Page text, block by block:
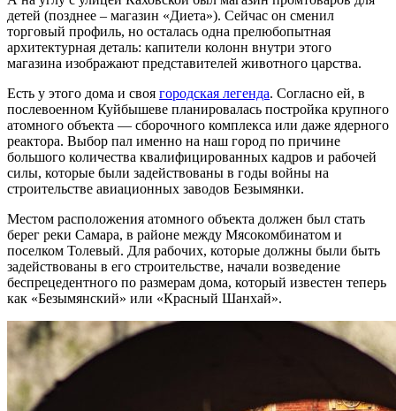
детей (позднее – магазин «Диета»). Сейчас он сменил
торговый профиль, но осталась одна прелюбопытная
архитектурная деталь: капители колонн внутри этого
магазина изображают представителей животного царства.
Есть у этого дома и своя городская легенда. Согласно ей, в
послевоенном Куйбышеве планировалась постройка крупного
атомного объекта — сборочного комплекса или даже ядерного
реактора. Выбор пал именно на наш город по причине
большого количества квалифицированных кадров и рабочей
силы, которые были задействованы в годы войны на
строительстве авиационных заводов Безымянки.
Местом расположения атомного объекта должен был стать
берег реки Самара, в районе между Мясокомбинатом и
поселком Толевый. Для рабочих, которые должны были быть
задействованы в его строительстве, начали возведение
беспрецедентного по размерам дома, который известен теперь
как «Безымянский» или «Красный Шанхай».